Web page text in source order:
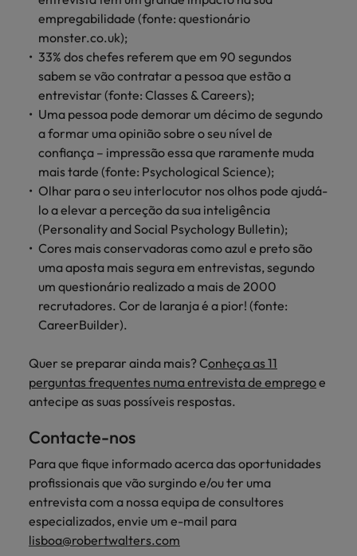
empregabilidade (fonte: questionário
monster.co.uk);
33% dos chefes referem que em 90 segundos
sabem se vão contratar a pessoa que estão a
entrevistar (fonte: Classes & Careers);
Uma pessoa pode demorar um décimo de segundo
a formar uma opinião sobre o seu nível de
confiança – impressão essa que raramente muda
mais tarde (fonte: Psychological Science);
Olhar para o seu interlocutor nos olhos pode ajudá-
lo a elevar a perceção da sua inteligência
(Personality and Social Psychology Bulletin);
Cores mais conservadoras como azul e preto são
uma aposta mais segura em entrevistas, segundo
um questionário realizado a mais de 2000
recrutadores. Cor de laranja é a pior! (fonte:
CareerBuilder).
Quer se preparar ainda mais? Conheça as 11
perguntas frequentes numa entrevista de empregoe
antecipe as suas possíveis respostas.
Contacte-nos
Para que fique informado acerca das oportunidades
profissionais que vão surgindo e/ou ter uma
entrevista com a nossa equipa de consultores
especializados, envie um e-mail para
lisboa@robertwalters.com